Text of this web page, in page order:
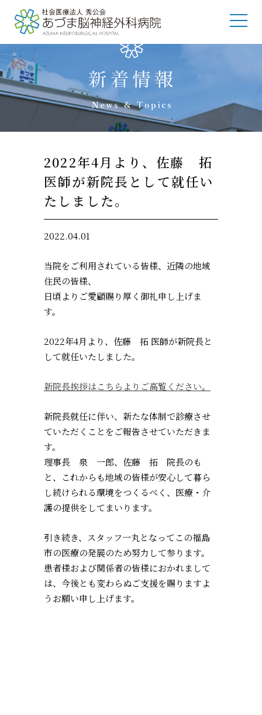
2022年4月より、佐藤 拓
医師が新院長として就任い
たしました。
2022.04.01
当院をご利用されている皆様、近隣の地域
住民の皆様、
日頃よりご愛顧賜り厚く御礼申し上げま
す。
2022年4月より、佐藤 拓 医師が新院長と
して就任いたしました。
新院長挨拶はこちらよりご高覧ください。
新院長就任に伴い、新たな体制で診療させ
ていただくことをご報告させていただきま
す。
理事長 泉 一郎、佐藤 拓 院長のも
と、これからも地域の皆様が安心して暮ら
し続けられる環境をつくるべく、医療・介
護の提供をしてまいります。
引き続き、スタッフ一丸となってこの福島
市の医療の発展のため努力して参ります。
患者様および関係者の皆様におかれまして
は、今後とも変わらぬご支援を賜りますよ
うお願い申し上げます。